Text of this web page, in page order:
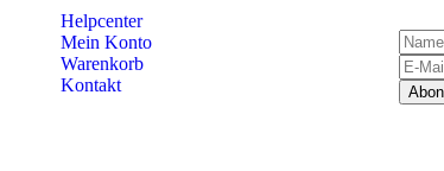
Helpcenter
Mein Konto
Warenkorb
Kontakt